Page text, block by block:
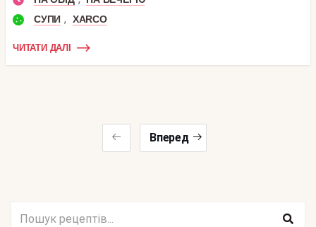
СУПИ , XARCO
ЧИТАТИ ДАЛІ
Вперед